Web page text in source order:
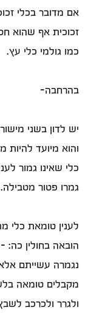
אם מדובר בכלי
זכוכית אף שהוא
כמו גולמי כלי עץ.
בהרחבה-
יש לדון בשני
והוא מיועד להיות
כלי שאינו גמור
גמרו פטור מטבילה.
לענין טומאת כלי
הובאה בחולין כה:
נגמרה עשייתם
מקבלים טומאה
ולגרר ולכרכב